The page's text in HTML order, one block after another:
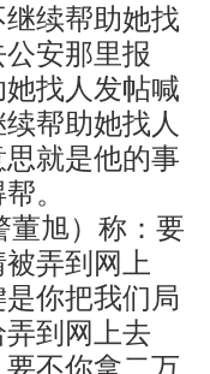
续帮助她找
安那里报
找人发帖喊
帮助她找人
就是他的事
。
旭）称：要
弄到网上
你把我们局
到网上去